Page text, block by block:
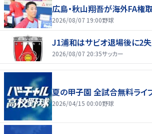
広島・秋山翔吾が海外FA権
2026/08/07 19:00野球
J1浦和はサビオ退場後に2
2026/08/07 20:35サッカー
夏の甲子園 全試合無料ライ
2026/04/15 00:00野球